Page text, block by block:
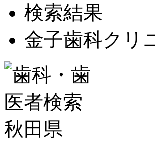
検索結果
金子歯科クリ